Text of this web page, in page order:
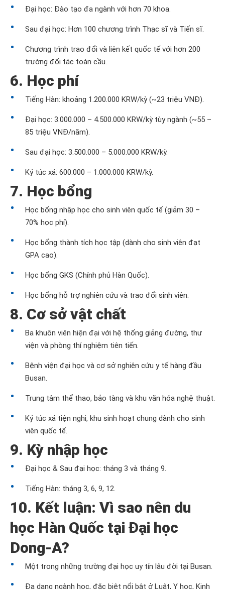
Đại học: Đào tạo đa ngành với hơn 70 khoa.
Sau đại học: Hơn 100 chương trình Thạc sĩ và Tiến sĩ.
Chương trình trao đổi và liên kết quốc tế với hơn 200
trường đối tác toàn cầu.
6. Học phí
Tiếng Hàn: khoảng 1.200.000 KRW/kỳ (~23 triệu VNĐ).
Đại học: 3.000.000 – 4.500.000 KRW/kỳ tùy ngành (~55 –
85 triệu VNĐ/năm).
Sau đại học: 3.500.000 – 5.000.000 KRW/kỳ.
Ký túc xá: 600.000 – 1.000.000 KRW/kỳ.
7. Học bổng
Học bổng nhập học cho sinh viên quốc tế (giảm 30 –
70% học phí).
Học bổng thành tích học tập (dành cho sinh viên đạt
GPA cao).
Học bổng GKS (Chính phủ Hàn Quốc).
Học bổng hỗ trợ nghiên cứu và trao đổi sinh viên.
8. Cơ sở vật chất
Ba khuôn viên hiện đại với hệ thống giảng đường, thư
viện và phòng thí nghiệm tiên tiến.
Bệnh viện đại học và cơ sở nghiên cứu y tế hàng đầu
Busan.
Trung tâm thể thao, bảo tàng và khu văn hóa nghệ thuật.
Ký túc xá tiện nghi, khu sinh hoạt chung dành cho sinh
viên quốc tế.
9. Kỳ nhập học
Đại học & Sau đại học: tháng 3 và tháng 9.
Tiếng Hàn: tháng 3, 6, 9, 12.
10. Kết luận: Vì sao nên du
học Hàn Quốc tại Đại học
Dong-A?
Một trong những trường đại học uy tín lâu đời tại Busan.
Đa dạng ngành học, đặc biệt nổi bật ở Luật, Y học, Kinh